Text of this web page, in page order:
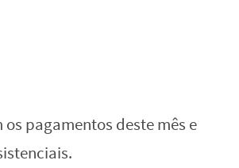
pagamentos deste mês e